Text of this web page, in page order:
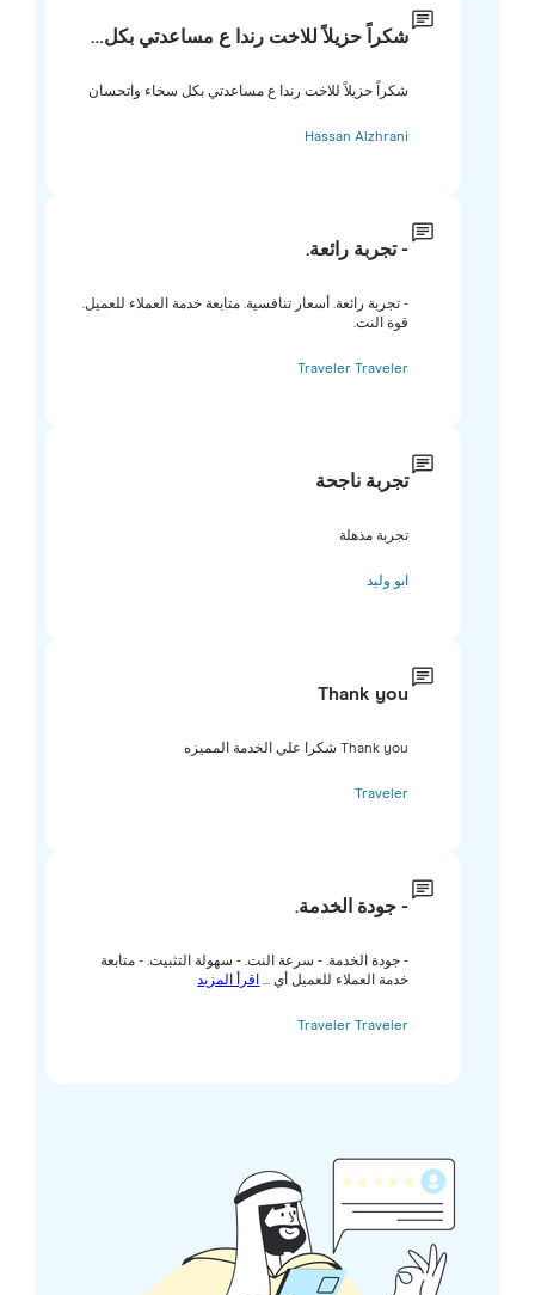
شكراً حزيلاً للاخت رندا ع مساعدتي بكل…
شكراً حزيلاً للاخت رندا ع مساعدتي بكل سخاء واتحسان
Hassan Alzhrani
- تجربة رائعة.
- تجربة رائعة. أسعار تنافسية. متابعة خدمة العملاء للعميل.
قوة النت.
Traveler Traveler
تجربة ناجحة
تجربة مذهلة
Thank you
Thank you شكرا علي الخدمة المميزه
Traveler
- جودة الخدمة.
- جودة الخدمة. - سرعة النت. - سهولة التثبيت. - متابعة
خدمة العملاء للعميل أي ...اقرأ المزيد
Traveler Traveler